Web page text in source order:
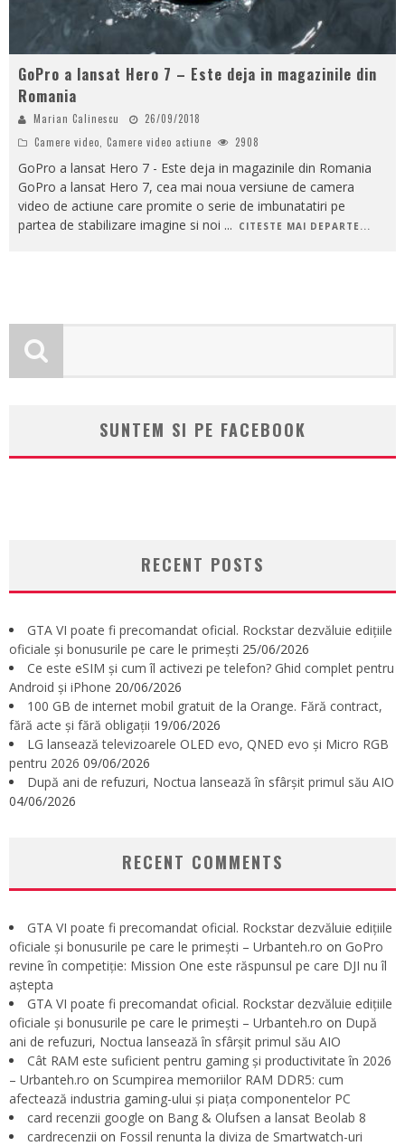
GoPro a lansat Hero 7 – Este deja in magazinile din
Romania
Marian Calinescu
26/09/2018
Camere video Camere video actiune 2908
GoPro a lansat Hero 7 - Este deja in magazinile din Romania
GoPro a lansat Hero 7, cea mai noua versiune de camera
video de actiune care promite o serie de imbunatatiri pe
partea de stabilizare imagine si noi ... CITESTE MAI DEPARTE...
SUNTEM SI PE FACEBOOK
RECENT POSTS
GTA VI poate fi precomandat oficial. Rockstar dezvăluie edițiile
oficiale și bonusurile pe care le primești 25/06/2026
Ce este eSIM și cum îl activezi pe telefon? Ghid complet pentru
Android și iPhone 20/06/2026
100 GB de internet mobil gratuit de la Orange. Fără contract,
fără acte și fără obligații 19/06/2026
LG lansează televizoarele OLED evo, QNED evo și Micro RGB
pentru 2026 09/06/2026
După ani de refuzuri, Noctua lansează în sfârșit primul său AIO
04/06/2026
RECENT COMMENTS
GTA VI poate fi precomandat oficial. Rockstar dezvăluie edițiile
oficiale și bonusurile pe care le primești – Urbanteh.ro on GoPro
revine în competiție: Mission One este răspunsul pe care DJI nu îl
aștepta
GTA VI poate fi precomandat oficial. Rockstar dezvăluie edițiile
oficiale și bonusurile pe care le primești – Urbanteh.ro on După
ani de refuzuri, Noctua lansează în sfârșit primul său AIO
Cât RAM este suficient pentru gaming și productivitate în 2026
– Urbanteh.ro on Scumpirea memoriilor RAM DDR5: cum
afectează industria gaming-ului și piața componentelor PC
card recenzii google on Bang & Olufsen a lansat Beolab 8
cardrecenzii on Fossil renunta la diviza de Smartwatch-uri